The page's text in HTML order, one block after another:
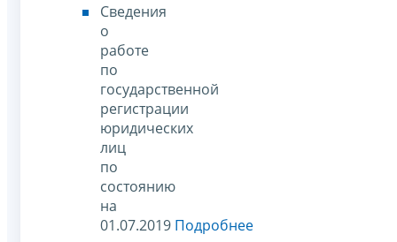
Сведения
о
работе
по
государственной
регистрации
юридических
лиц
по
состоянию
на
01.07.2019 Подробнее